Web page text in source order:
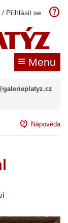
/ Přihlásit se help
≡ Menu
contact_support Nápověda